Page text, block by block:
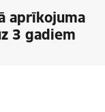
aprīkojuma
3 gadiem